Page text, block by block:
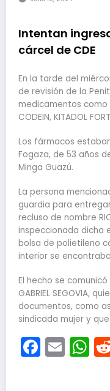
Intentan
cárcel de CDE
En la tarde del
de revisión de la
medicamentos como
CODEIN, KITADOL
Los fármacos
Fogaza, de 53 años
Minga Guazú.
La persona
guardia para
recluso de nombre
inspeccionada dicha
bolsa de polietileno
interior se
El hecho se
GABRIEL SEGOVIA,
documentos, como
sindicada mujer y